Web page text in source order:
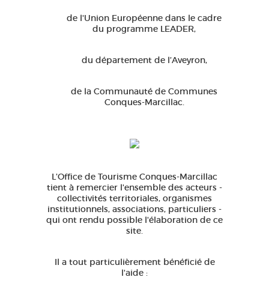
de l'Union Européenne dans le cadre
du programme LEADER,
du département de l’Aveyron,
de la Communauté de Communes
Conques-Marcillac.
L’Office de Tourisme Conques-Marcillac
tient à remercier l'ensemble des acteurs -
collectivités territoriales, organismes
institutionnels, associations, particuliers -
qui ont rendu possible l'élaboration de ce
site.
Il a tout particulièrement bénéficié de
l'aide :